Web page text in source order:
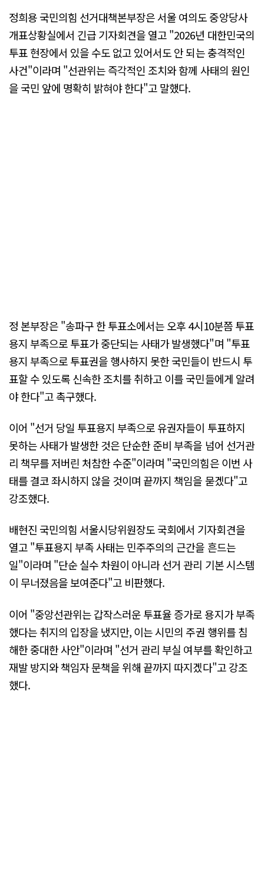
정희용 국민의힘 선거대책본부장은 서울 여의도 중앙당사
개표상황실에서 긴급 기자회견을 열고 "2026년 대한민국의
투표 현장에서 있을 수도 없고 있어서도 안 되는 충격적인
사건"이라며 "선관위는 즉각적인 조치와 함께 사태의 원인
을 국민 앞에 명확히 밝혀야 한다"고 말했다.
정 본부장은 "송파구 한 투표소에서는 오후 4시10분쯤 투표
용지 부족으로 투표가 중단되는 사태가 발생했다"며 "투표
용지 부족으로 투표권을 행사하지 못한 국민들이 반드시 투
표할 수 있도록 신속한 조치를 취하고 이를 국민들에게 알려
야 한다"고 촉구했다.
이어 "선거 당일 투표용지 부족으로 유권자들이 투표하지
못하는 사태가 발생한 것은 단순한 준비 부족을 넘어 선거관
리 책무를 저버린 처참한 수준"이라며 "국민의힘은 이번 사
태를 결코 좌시하지 않을 것이며 끝까지 책임을 묻겠다"고
강조했다.
배현진 국민의힘 서울시당위원장도 국회에서 기자회견을
열고 "투표용지 부족 사태는 민주주의의 근간을 흔드는
일"이라며 "단순 실수 차원이 아니라 선거 관리 기본 시스템
이 무너졌음을 보여준다"고 비판했다.
이어 "중앙선관위는 갑작스러운 투표율 증가로 용지가 부족
했다는 취지의 입장을 냈지만, 이는 시민의 주권 행위를 침
해한 중대한 사안"이라며 "선거 관리 부실 여부를 확인하고
재발 방지와 책임자 문책을 위해 끝까지 따지겠다"고 강조
했다.